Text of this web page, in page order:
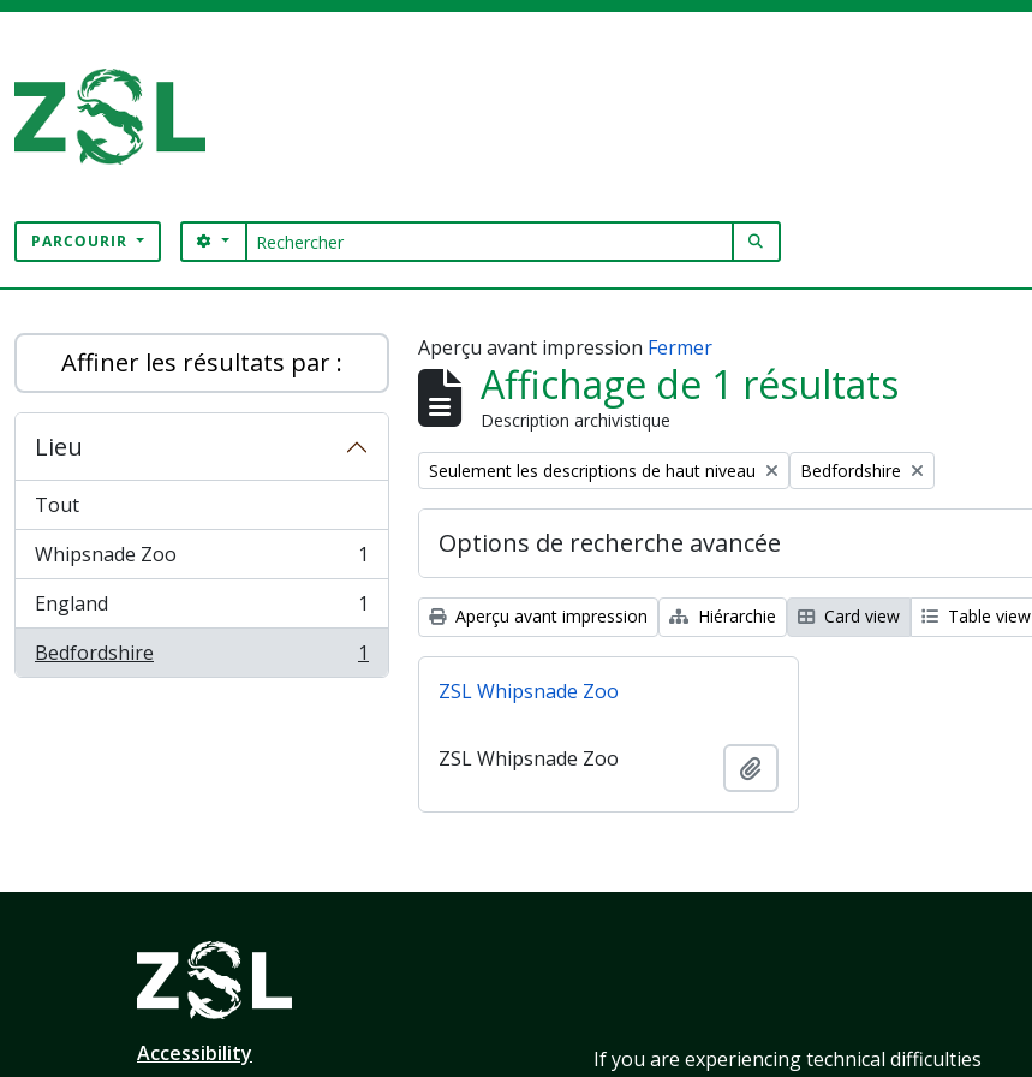
PARCOURIR Rechercher
SEARCH OPTIONS
Affiner les résultats par :
Lieu
Tout
Whipsnade Zoo
, 1 résultats
1
England
, 1 résultats
1
Bedfordshire
, 1 résultats 1
Aperçu avant impression Fermer
Affichage de 1 résultats
Description archivistique
Remove filter:
Seulement les descriptions de haut niveau Remove filter:
Bedfordshire
Options de recherche avancée
Aperçu avant impression Hiérarchie Card view Table view
ZSL Whipsnade Zoo
ZSL Whipsnade Zoo
Accessibility
If you are experiencing technical difficulties